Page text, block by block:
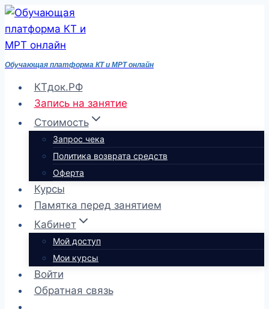
Перейти
к
содержимому
Обучающая платформа КТ и МРТ онлайн
КТдок.РФ
Запись на занятие
Стоимость
Запрос чека
Политика возврата средств
Оферта
Курсы
Памятка перед занятием
Кабинет
Мой доступ
Мои курсы
Войти
Обратная связь